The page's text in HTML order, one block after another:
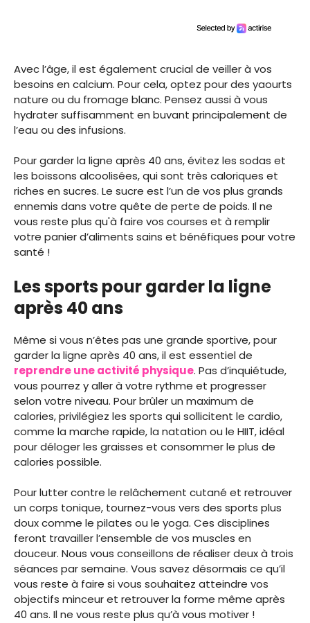
Avec l’âge, il est également crucial de veiller à vos
besoins en calcium. Pour cela, optez pour des yaourts
nature ou du fromage blanc. Pensez aussi à vous
hydrater suffisamment en buvant principalement de
l’eau ou des infusions.
Pour garder la ligne après 40 ans, évitez les sodas et
les boissons alcoolisées, qui sont très caloriques et
riches en sucres. Le sucre est l’un de vos plus grands
ennemis dans votre quête de perte de poids. Il ne
vous reste plus qu'à faire vos courses et à remplir
votre panier d’aliments sains et bénéfiques pour votre
santé !
Les sports pour garder la ligne
après 40 ans
Même si vous n’êtes pas une grande sportive, pour
garder la ligne après 40 ans, il est essentiel de
reprendre une activité physique. Pas d’inquiétude,
vous pourrez y aller à votre rythme et progresser
selon votre niveau. Pour brûler un maximum de
calories, privilégiez les sports qui sollicitent le cardio,
comme la marche rapide, la natation ou le HIIT, idéal
pour déloger les graisses et consommer le plus de
calories possible.
Pour lutter contre le relâchement cutané et retrouver
un corps tonique, tournez-vous vers des sports plus
doux comme le pilates ou le yoga. Ces disciplines
feront travailler l’ensemble de vos muscles en
douceur. Nous vous conseillons de réaliser deux à trois
séances par semaine. Vous savez désormais ce qu’il
vous reste à faire si vous souhaitez atteindre vos
objectifs minceur et retrouver la forme même après
40 ans. Il ne vous reste plus qu’à vous motiver !